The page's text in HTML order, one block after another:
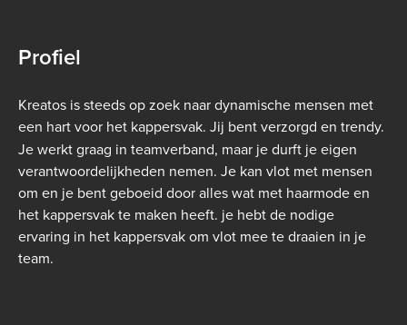
Profiel
Kreatos is steeds op zoek naar dynamische mensen met
een hart voor het kappersvak. Jij bent verzorgd en trendy.
Je werkt graag in teamverband, maar je durft je eigen
verantwoordelijkheden nemen. Je kan vlot met mensen
om en je bent geboeid door alles wat met haarmode en
het kappersvak te maken heeft. je hebt de nodige
ervaring in het kappersvak om vlot mee te draaien in je
team.